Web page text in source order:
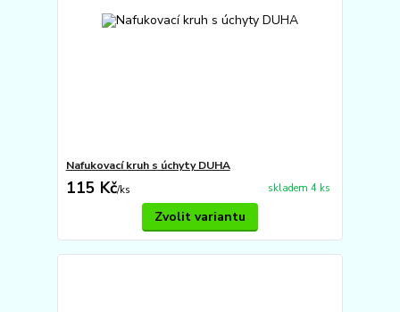
Nafukovací kruh s úchyty DUHA
115 Kč/ks skladem 4 ks
Zvolit variantu